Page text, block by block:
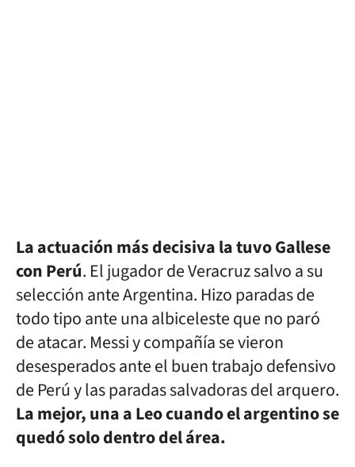
La actuación más decisiva la tuvo Gallese
con Perú. El jugador de Veracruz salvo a su
selección ante Argentina. Hizo paradas de
todo tipo ante una albiceleste que no paró
de atacar. Messi y compañía se vieron
desesperados ante el buen trabajo defensivo
de Perú y las paradas salvadoras del arquero.
La mejor, una a Leo cuando el argentino se
quedó solo dentro del área.